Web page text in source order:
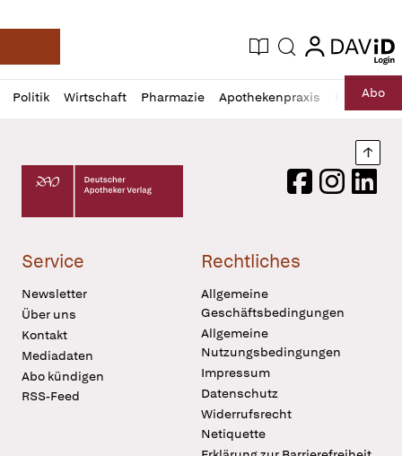
Deutsche Apotheker Zeitung
Aktuelle Ausgabe
Suche login
login
Politik Wirtschaft Pharmazie Apothekenpraxis RechtAbo
Profil
öffnen
Daz
Pur
Deutscher Apotheker Verlag Logo
FacebookInstagram
Service
Newsletter
Über uns
Kontakt
Mediadaten
Abo kündigen
RSS-Feed
Rechtliches
Allgemeine
Geschäftsbedingungen
Allgemeine
Nutzungsbedingungen
Impressum
Datenschutz
Widerrufsrecht
Netiquette